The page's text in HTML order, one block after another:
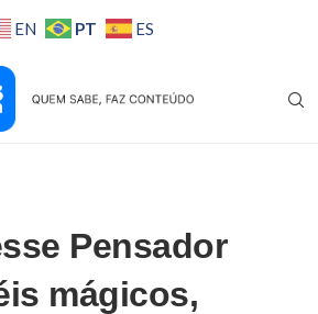
EN PT ES
Pensador
mágicos,